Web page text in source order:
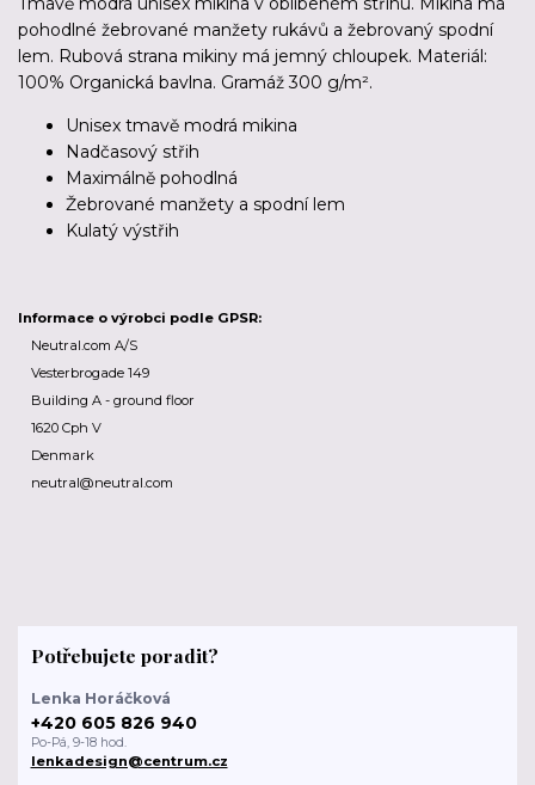
pohodlné žebrované manžety rukávů a žebrovaný spodní
lem. Rubová strana mikiny má jemný chloupek. Materiál:
100% Organická bavlna. Gramáž 300 g/m².
Unisex tmavě modrá mikina
Nadčasový střih
Maximálně pohodlná
Žebrované manžety a spodní lem
Kulatý výstřih
Informace o výrobci podle GPSR:
Neutral.com A/S
Vesterbrogade 149
Building A - ground floor
1620 Cph V
Denmark
neutral@neutral.com
Potřebujete poradit?
Lenka Horáčková
+420 605 826 940
Po-Pá, 9-18 hod.
lenkadesign@centrum.cz